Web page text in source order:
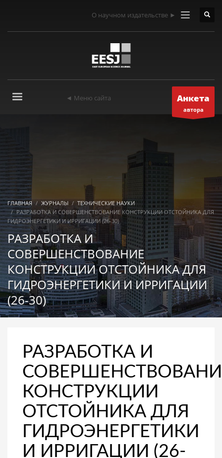
О научном издательстве ►
◄ Меню сайта Анкета
автора
ГЛАВНАЯ ЖУРНАЛЫ
ТЕХНИЧЕСКИЕ НАУКИ
РАЗРАБОТКА И СОВЕРШЕНСТВОВАНИЕ КОНСТРУКЦИИ ОТСТОЙНИКА ДЛЯ
ГИДРОЭНЕРГЕТИКИ И ИРРИГАЦИИ (26-30)
РАЗРАБОТКА И
СОВЕРШЕНСТВОВАНИЕ
КОНСТРУКЦИИ ОТСТОЙНИКА ДЛЯ
ГИДРОЭНЕРГЕТИКИ И ИРРИГАЦИИ
(26-30)
РАЗРАБОТКА И
КОНСТРУКЦИИ
ОТСТОЙНИКА ДЛЯ
ГИДРОЭНЕРГЕТИКИ
И ИРРИГАЦИИ (26-